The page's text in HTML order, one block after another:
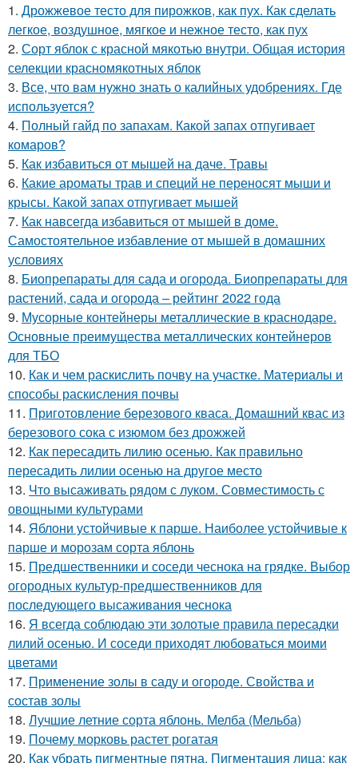
1. Дрожжевое тесто для пирожков, как пух. Как сделать
легкое, воздушное, мягкое и нежное тесто, как пух
2. Сорт яблок с красной мякотью внутри. Общая история
селекции красномякотных яблок
3. Все, что вам нужно знать о калийных удобрениях. Где
используется?
4. Полный гайд по запахам. Какой запах отпугивает
комаров?
5. Как избавиться от мышей на даче. Травы
6. Какие ароматы трав и специй не переносят мыши и
крысы. Какой запах отпугивает мышей
7. Как навсегда избавиться от мышей в доме.
Самостоятельное избавление от мышей в домашних
условиях
8. Биопрепараты для сада и огорода. Биопрепараты для
растений, сада и огорода – рейтинг 2022 года
9. Мусорные контейнеры металлические в краснодаре.
Основные преимущества металлических контейнеров
для ТБО
10. Как и чем раскислить почву на участке. Материалы и
способы раскисления почвы
11. Приготовление березового кваса. Домашний квас из
березового сока с изюмом без дрожжей
12. Как пересадить лилию осенью. Как правильно
пересадить лилии осенью на другое место
13. Что высаживать рядом с луком. Совместимость с
овощными культурами
14. Яблони устойчивые к парше. Наиболее устойчивые к
парше и морозам сорта яблонь
15. Предшественники и соседи чеснока на грядке. Выбор
огородных культур-предшественников для
последующего высаживания чеснока
16. Я всегда соблюдаю эти золотые правила пересадки
лилий осенью. И соседи приходят любоваться моими
цветами
17. Применение золы в саду и огороде. Свойства и
состав золы
18. Лучшие летние сорта яблонь. Мелба (Мельба)
19. Почему морковь растет рогатая
20. Как убрать пигментные пятна. Пигментация лица: как